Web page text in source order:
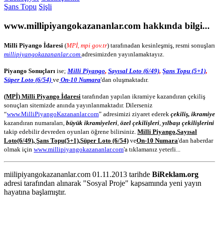
Şans Topu Şişli
www.millipiyangokazananlar.com hakkında bilgi...
Milli Piyango İdaresi (MPİ, mpi gov.tr) tarafınadan kesinleşmiş, resmi sonuşları
millipiyangokazananlar.com adresimizden yayınlamaktayız.
Piyango Sonuçları ise; Milli Piyango, Sayısal Loto (6/49), Şans Topu (5+1),
Süper Loto (6/54) ve On-10 Numara'dan oluşmaktadır.
(MPİ) Milli Piyango İdaresi tarafından yapılan ikramiye kazandıran çekiliş
sonuçları sitemizde anında yayınlanmaktadır. Dilerseniz
“www.MilliPiyangoKazananlar.com” adresimizi ziyaret ederek çekiliş, ikramiye
kazandıran numaraları, büyük ikramiyeleri özel çekilişleri yılbaşı çekilişlerini
takip edebilir devreden oyunları öğrene bilirsiniz. Milli Piyango,Sayısal
Loto(6/49), Şans Topu(5+1),Süper Loto (6/54) veOn-10 Numara'dan haberdar
olmak için www.millipiyangokazananlar.com'a tıklamanız yeterli...
miilipiyangokazananlar.com 01.11.2013 tarihde BiReklam.org
adresi tarafından alınarak "Sosyal Proje" kapsamında yeni yayın
hayatına başlamıştır.